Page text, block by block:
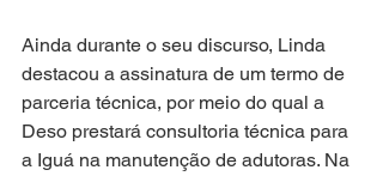
Ainda durante o seu discurso, Linda
destacou a assinatura de um termo de
parceria técnica, por meio do qual a
Deso prestará consultoria técnica para
a Iguá na manutenção de adutoras. Na